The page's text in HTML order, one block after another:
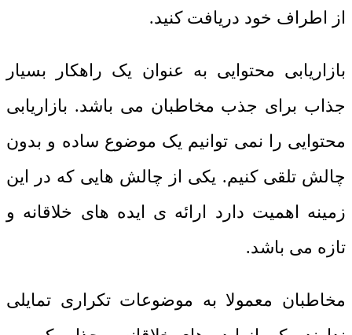
از اطراف خود دریافت کنید.
بازاریابی محتوایی به عنوان یک راهکار بسیار
جذاب برای جذب مخاطبان می باشد. بازاریابی
محتوایی را نمی توانیم یک موضوع ساده و بدون
چالش تلقی کنیم. یکی از چالش هایی که در این
زمینه اهمیت دارد ارائه ی ایده های خلاقانه و
تازه می باشد.
مخاطبان معمولا به موضوعات تکراری تمایلی